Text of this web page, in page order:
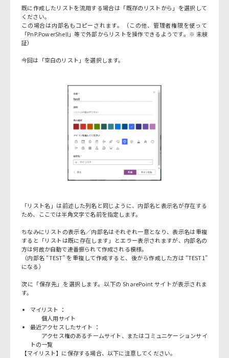
既に作成したリストを流用する場合は「既存のリストから」を選択して
ください。
この場合は内部名もコピーされます。（この他、管理者権限を使って
「PnP.PowerShell」等で外部からリストを操作できるようです。※ 未検
証）
今回は「空白のリスト」を選択します。
「リスト名」は前述した列名と同じように、内部名と表示名が存在する
ため、ここでは半角文字で名前を指定します。
ちなみにリストの表示名／内部名はそれぞれ一意となり、表示名は重複
すると「リストは既に存在します」とエラー表示されますが、内部名の
方は何故か自動で連番振られて作成される模様。
（内部名 “TEST” を重複して作成すると、後から作成した方は “TEST1”
になる）
次に「保存先」を選択します。以下の SharePoint サイトが表示されま
す。
マイリスト ：
個人用サイト
最近アクセスしたサイト ：
アクセス権のあるチームサイト、またはコミュニケーションサイ
トの一覧
【マイリスト】に保存する場合、以下に注意してください。